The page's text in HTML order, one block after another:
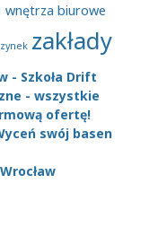
wnętrza biurowe
zakłady
- Szkoła Drift
- wszystkie
ofertę!
swój basen